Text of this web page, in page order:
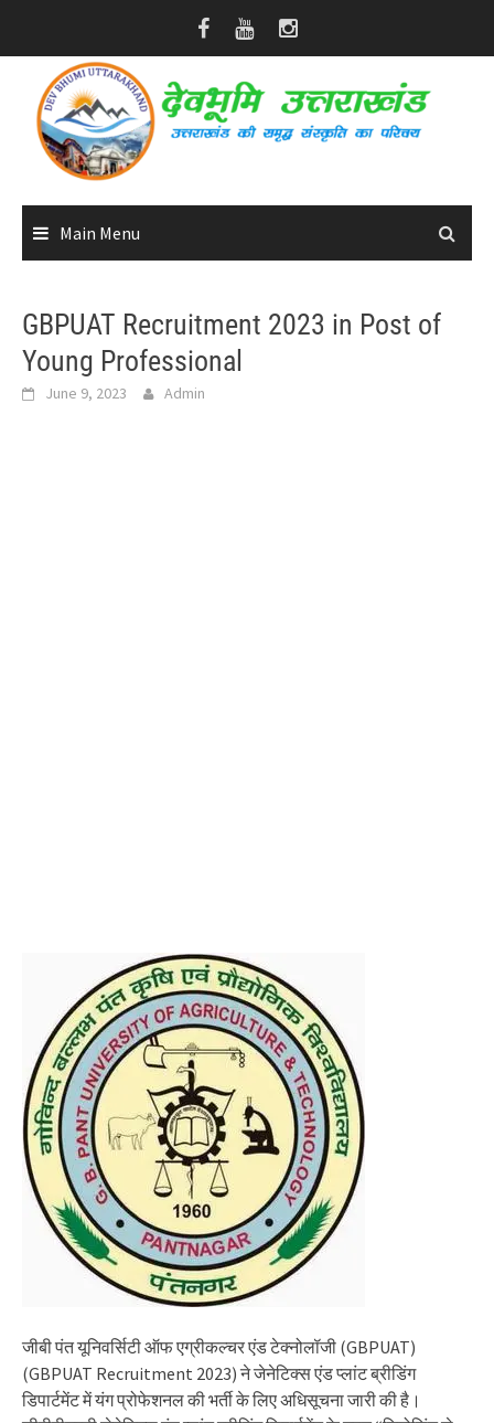
Main Menu
GBPUAT Recruitment 2023 in Post of
Young Professional
June 9, 2023 Admin
जीबी पंत यूनिवर्सिटी ऑफ एग्रीकल्चर एंड टेक्नोलॉजी (GBPUAT)
(GBPUAT Recruitment 2023) ने जेनेटिक्स एंड प्लांट ब्रीडिंग
डिपार्टमेंट में यंग प्रोफेशनल की भर्ती के लिए अधिसूचना जारी की है।